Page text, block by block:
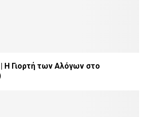
Η Γιορτή των Αλόγων στο